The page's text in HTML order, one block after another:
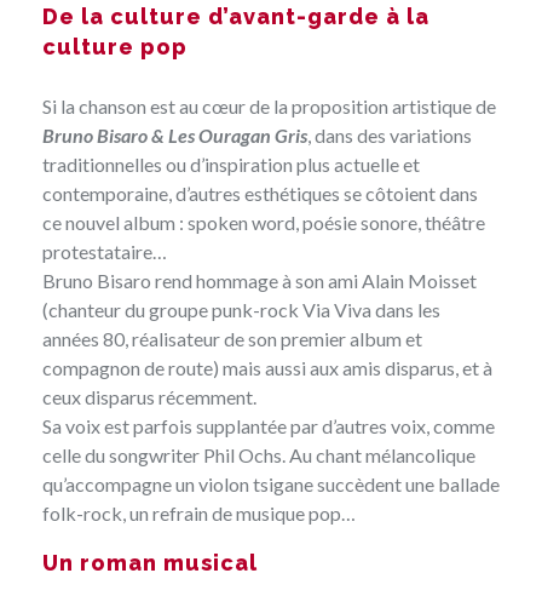
De la culture d’avant-garde à la
culture pop
Si la chanson est au cœur de la proposition artistique de
Bruno Bisaro & Les Ouragan Gris, dans des variations
traditionnelles ou d’inspiration plus actuelle et
contemporaine, d’autres esthétiques se côtoient dans
ce nouvel album : spoken word, poésie sonore, théâtre
protestataire…
Bruno Bisaro rend hommage à son ami Alain Moisset
(chanteur du groupe punk-rock Via Viva dans les
années 80, réalisateur de son premier album et
compagnon de route) mais aussi aux amis disparus, et à
ceux disparus récemment.
Sa voix est parfois supplantée par d’autres voix, comme
celle du songwriter Phil Ochs. Au chant mélancolique
qu’accompagne un violon tsigane succèdent une ballade
folk-rock, un refrain de musique pop…
Un roman musical